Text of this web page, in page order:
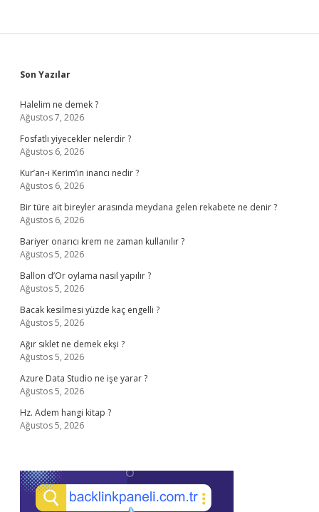
Sidebar
Son Yazılar
Halelim ne demek ?
Ağustos 7, 2026
Fosfatlı yiyecekler nelerdir ?
Ağustos 6, 2026
Kur’an-ı Kerim’in inancı nedir ?
Ağustos 6, 2026
Bir türe ait bireyler arasında meydana gelen rekabete ne denir ?
Ağustos 6, 2026
Bariyer onarıcı krem ne zaman kullanılır ?
Ağustos 5, 2026
Ballon d’Or oylama nasıl yapılır ?
Ağustos 5, 2026
Bacak kesilmesi yüzde kaç engelli ?
Ağustos 5, 2026
Ağır sıklet ne demek ekşi ?
Ağustos 5, 2026
Azure Data Studio ne işe yarar ?
Ağustos 5, 2026
Hz. Adem hangi kitap ?
Ağustos 5, 2026